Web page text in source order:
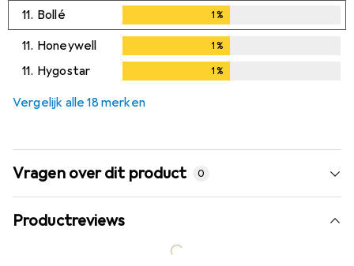
11. Bollé 1%
11. Honeywell 1%
11. Hygostar 1%
Vergelijk alle 18 merken
Vragen over dit product 0
Productreviews